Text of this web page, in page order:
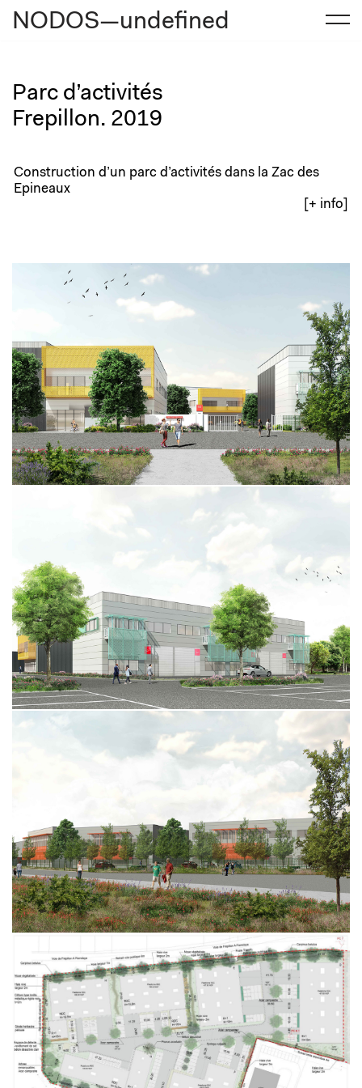
contenu
NODOS—undefined
Parc d’activités
Frepillon. 2019
Construction d’un parc d’activités dans la Zac des
Epineaux
[+ info]